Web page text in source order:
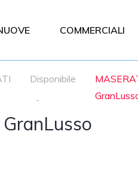
COMMERCIALI
Disponibile